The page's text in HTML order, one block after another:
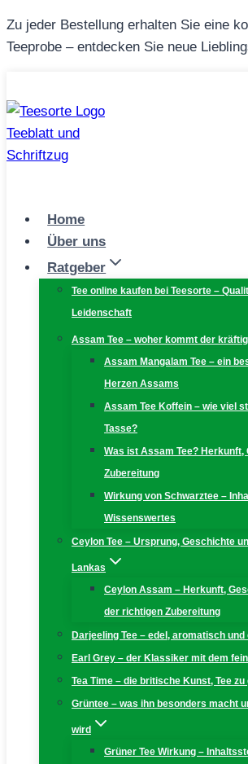
Zum
Inhalt
Zu jeder Bestellung erhalten Sie eine
Teeprobe – entdecken Sie neue
Home
Über uns
Ratgeber
Tee online kaufen bei Teesorte –
Leidenschaft
Assam Tee – woher kommt der
Assam Mangalam Tee – ein
Herzen Assams
Assam Tee Koffein – wie viel
Tasse?
Was ist Assam Tee? Herkunft,
Zubereitung
Wirkung von Schwarztee –
Wissenswertes
Ceylon Tee – Ursprung, Geschichte
Lankas
Ceylon Assam – Herkunft,
der richtigen Zubereitung
Darjeeling Tee – edel, aromatisch
Earl Grey – der Klassiker mit dem
Tea Time – die britische Kunst, Tee zu
Grüntee – was ihn besonders macht
wird
Grüner Tee Wirkung –